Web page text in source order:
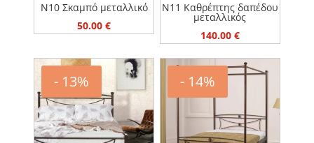
N10 Σκαμπό μεταλλικό
50.00€
N11 Καθρέπτης δαπέδου
μεταλλικός
140.00 €
- 13% - 14%